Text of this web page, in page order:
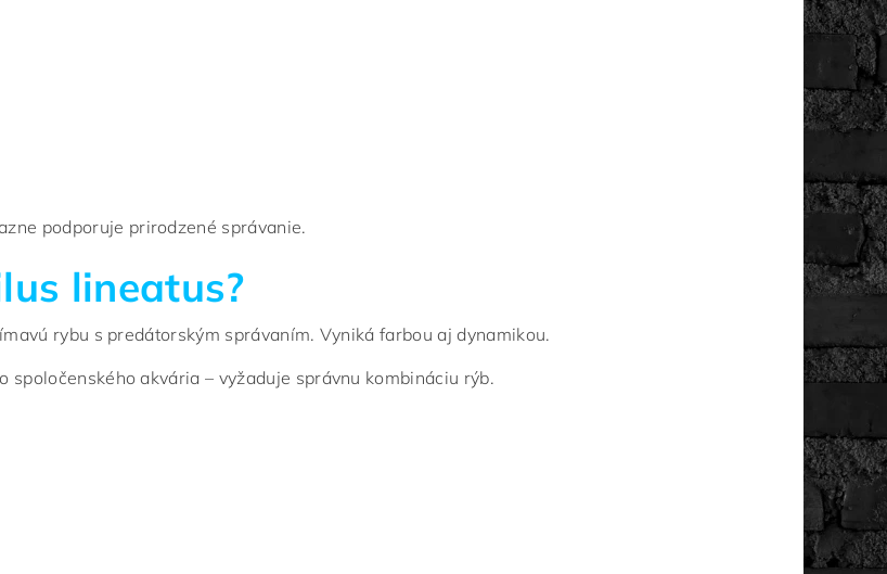
podporuje prirodzené správanie.
lineatus?
rybu s predátorským správaním. Vyniká farbou aj dynamikou.
akvária – vyžaduje správnu kombináciu rýb.